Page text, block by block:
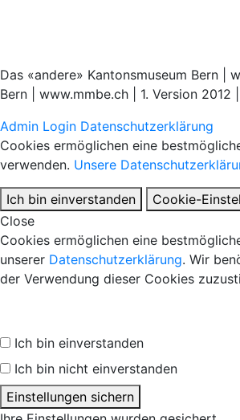
Das «andere» Kantonsmuseum Bern |
Bern | www.mmbe.ch | 1. Version
Admin Login Datenschutzerklärung
Cookies ermöglichen eine
verwenden. Unsere
Ich bin einverstanden
Cookie-
Close
Cookies ermöglichen eine
unserer Datenschutzerklärung. Wir
der Verwendung dieser Cookies
Ich bin einverstanden
Ich bin nicht einverstanden
Einstellungen sichern